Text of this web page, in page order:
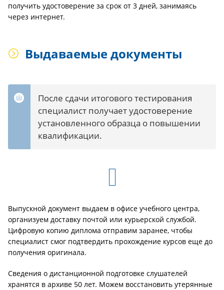
получить удостоверение за срок от 3 дней, занимаясь
через интернет.
Выдаваемые документы
После сдачи итогового тестирования
специалист получает удостоверение
установленного образца о повышении
квалификации.
Выпускной документ выдаем в офисе учебного центра,
организуем доставку почтой или курьерской службой.
Цифровую копию диплома отправим заранее, чтобы
специалист смог подтвердить прохождение курсов еще до
получения оригинала.
Сведения о дистанционной подготовке слушателей
хранятся в архиве 50 лет. Можем восстановить утерянные